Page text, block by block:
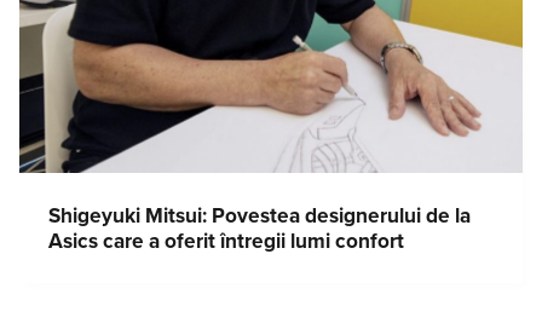
Shigeyuki Mitsui: Povestea designerului de la
Asics care a oferit întregii lumi confort